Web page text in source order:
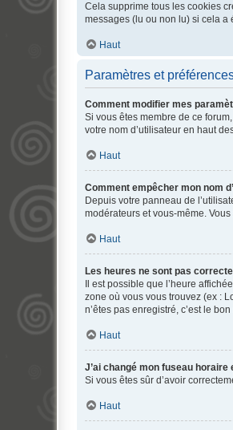
Cela supprime tous les cookies
messages (lu ou non lu) si cela
Haut
Paramètres et
Comment modifier mes
Si vous êtes membre de ce
votre nom d’utilisateur en haut
Haut
Comment empêcher mon nom
Depuis votre panneau de
modérateurs et vous-même.
Haut
Les heures ne sont pas
Il est possible que l’heure
zone où vous vous trouvez (ex :
n’êtes pas enregistré, c’est le
Haut
J’ai changé mon fuseau
Si vous êtes sûr d’avoir
Haut